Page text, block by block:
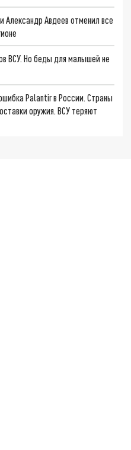
Александр Авдеев отменил все
ВСУ. Но беды для малышей не
Palantir в России. Страны
оружия. ВСУ теряют